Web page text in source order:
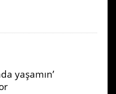
yaşamın’